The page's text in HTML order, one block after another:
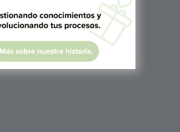
- 5:00pm
S.A de C.V - El Salvador 0614-
0